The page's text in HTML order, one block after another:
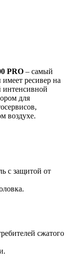
PRO – самый
ресивер на
интенсивной
для
воздухе.
с защитой от
сжатого